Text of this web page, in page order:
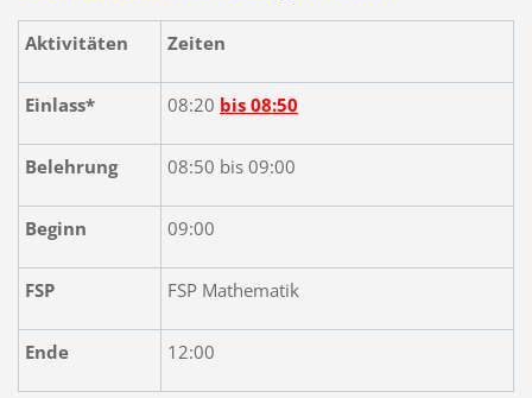
Aktivitäten Zeiten
Einlass* 08:20 bis 08:50
Belehrung 08:50 bis 09:00
Beginn 09:00
FSP FSP Mathematik
Ende 12:00